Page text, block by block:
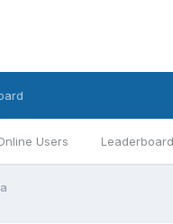
Users Leaderboard